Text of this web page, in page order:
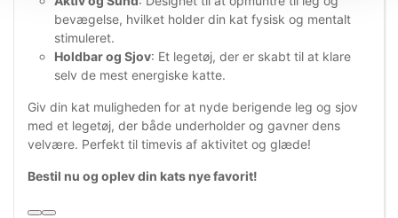
bevægelse, hvilket holder din kat fysisk og mentalt
stimuleret.
Holdbar og Sjov: Et legetøj, der er skabt til at klare
selv de mest energiske katte.
Giv din kat muligheden for at nyde berigende leg og sjov
med et legetøj, der både underholder og gavner dens
velvære. Perfekt til timevis af aktivitet og glæde!
Bestil nu og oplev din kats nye favorit!